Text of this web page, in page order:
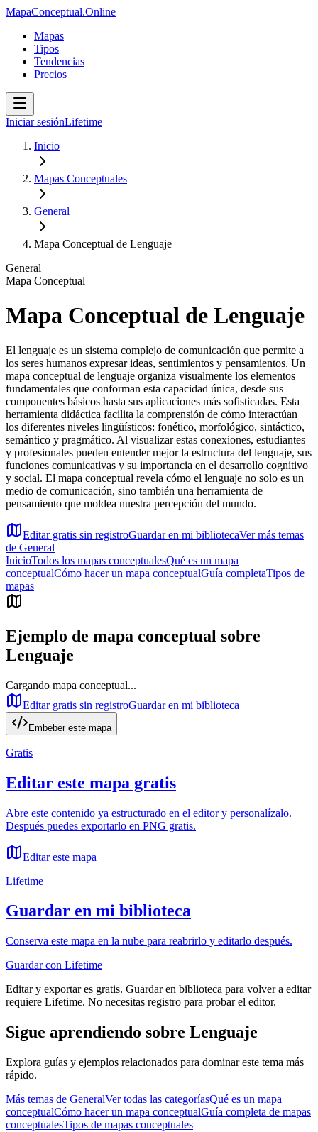
MapaConceptual.Online
Mapas
Tipos
Tendencias
Precios
Iniciar sesiónLifetime
Inicio
Mapas Conceptuales
General
Mapa Conceptual de Lenguaje
General
Mapa Conceptual
Mapa Conceptual de Lenguaje
El lenguaje es un sistema complejo de comunicación que permite a
los seres humanos expresar ideas, sentimientos y pensamientos. Un
mapa conceptual de lenguaje organiza visualmente los elementos
fundamentales que conforman esta capacidad única, desde sus
componentes básicos hasta sus aplicaciones más sofisticadas. Esta
herramienta didáctica facilita la comprensión de cómo interactúan
los diferentes niveles lingüísticos: fonético, morfológico, sintáctico,
semántico y pragmático. Al visualizar estas conexiones, estudiantes
y profesionales pueden entender mejor la estructura del lenguaje, sus
funciones comunicativas y su importancia en el desarrollo cognitivo
y social. El mapa conceptual revela cómo el lenguaje no solo es un
medio de comunicación, sino también una herramienta de
pensamiento que moldea nuestra percepción del mundo.
Editar gratis sin registroGuardar en mi bibliotecaVer más temas
de General
InicioTodos los mapas conceptualesQué es un mapa
conceptualCómo hacer un mapa conceptualGuía completaTipos de
mapas
Ejemplo de mapa conceptual sobre
Lenguaje
Cargando mapa conceptual...
Editar gratis sin registroGuardar en mi biblioteca
Embeber este mapa
Gratis
Editar este mapa gratis
Abre este contenido ya estructurado en el editor y personalízalo.
Después puedes exportarlo en PNG gratis.
Editar este mapa
Lifetime
Guardar en mi biblioteca
Conserva este mapa en la nube para reabrirlo y editarlo después.
Guardar con Lifetime
Editar y exportar es gratis. Guardar en biblioteca para volver a editar
requiere Lifetime. No necesitas registro para probar el editor.
Sigue aprendiendo sobre Lenguaje
Explora guías y ejemplos relacionados para dominar este tema más
rápido.
Más temas de GeneralVer todas las categoríasQué es un mapa
conceptualCómo hacer un mapa conceptualGuía completa de mapas
conceptualesTipos de mapas conceptuales